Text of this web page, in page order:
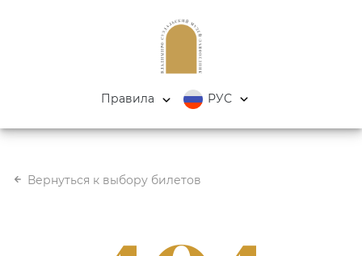
Правила РУС
Вернуться к выбору билетов